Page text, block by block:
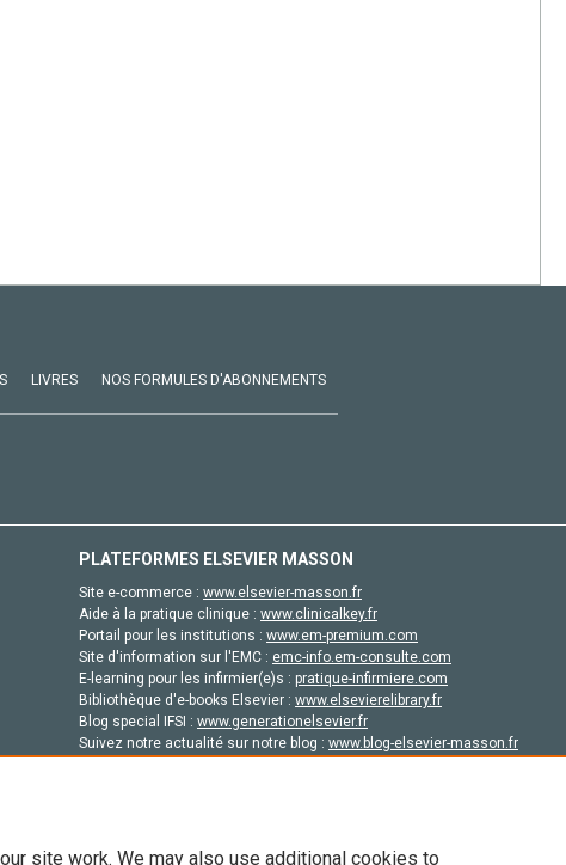
LIVRES NOS FORMULES D'ABONNEMENTS
PLATEFORMES ELSEVIER MASSON
Site e-commerce : www.elsevier-masson.fr
Aide à la pratique clinique : www.clinicalkey.fr
Portail pour les institutions : www.em-premium.com
Site d'information sur l'EMC : emc-info.em-consulte.com
E-learning pour les infirmier(e)s : pratique-infirmiere.com
Bibliothèque d'e-books Elsevier : www.elsevierelibrary.fr
Blog special IFSI : www.generationelsevier.fr
Suivez notre actualité sur notre blog : www.blog-elsevier-masson.fr
site work. We may also use additional cookies to